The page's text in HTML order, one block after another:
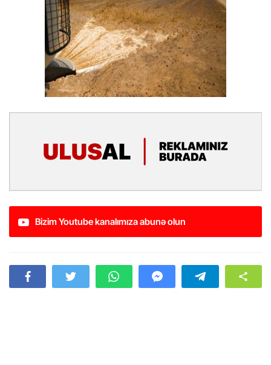
Bizim Youtube kanalımıza abunə olun